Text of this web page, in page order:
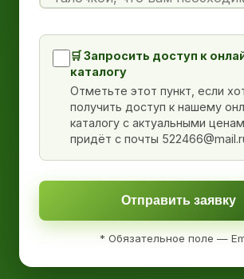
🛒 Запросить доступ к
каталогу
Отметьте этот пункт, если
получить доступ к нашему
каталогу с актуальными
придёт с почты
Отправить заявку
* Обязательное поле —